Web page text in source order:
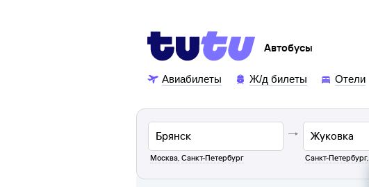
Автобусы
Авиабилеты Ж/д билеты Отели
Москва, Санкт-Петербург Санкт-Петербург,